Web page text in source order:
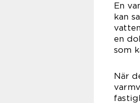
En
kan
en
som
När